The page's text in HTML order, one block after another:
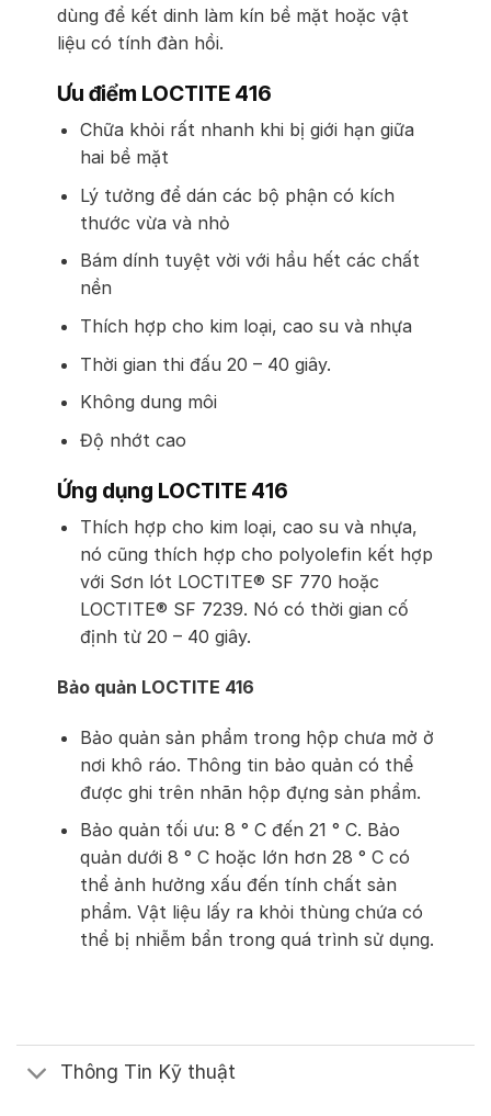
dùng để kết dinh làm kín bề mặt hoặc vật
liệu có tính đàn hồi.
Ưu điểm LOCTITE 416
Chữa khỏi rất nhanh khi bị giới hạn giữa
hai bề mặt
Lý tưởng để dán các bộ phận có kích
thước vừa và nhỏ
Bám dính tuyệt vời với hầu hết các chất
nền
Thích hợp cho kim loại, cao su và nhựa
Thời gian thi đấu 20 – 40 giây.
Không dung môi
Độ nhớt cao
Ứng dụng LOCTITE 416
Thích hợp cho kim loại, cao su và nhựa,
nó cũng thích hợp cho polyolefin kết hợp
với Sơn lót LOCTITE® SF 770 hoặc
LOCTITE® SF 7239. Nó có thời gian cố
định từ 20 – 40 giây.
Bảo quản LOCTITE 416
Bảo quản sản phẩm trong hộp chưa mở ở
nơi khô ráo. Thông tin bảo quản có thể
được ghi trên nhãn hộp đựng sản phẩm.
Bảo quản tối ưu: 8 ° C đến 21 ° C. Bảo
quản dưới 8 ° C hoặc lớn hơn 28 ° C có
thể ảnh hưởng xấu đến tính chất sản
phẩm. Vật liệu lấy ra khỏi thùng chứa có
thể bị nhiễm bẩn trong quá trình sử dụng.
Thông Tin Kỹ thuật